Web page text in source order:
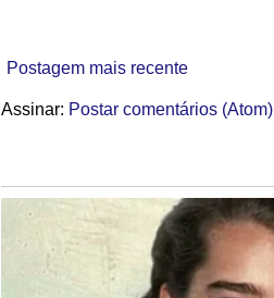
Postagem mais recente
Assinar: Postar comentários (Atom)